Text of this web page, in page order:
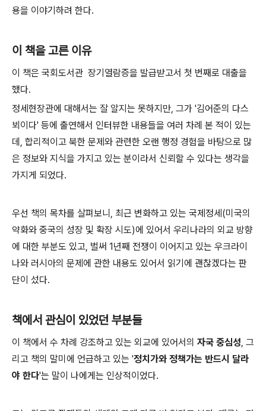
용을 이야기하려 한다.
이 책을 고른 이유
이 책은 국회도서관 장기열람증을 발급받고서 첫 번째로 대출을
했다.
정세현장관에 대해서는 잘 알지는 못하지만, 그가 '김어준의 다스
뵈이다' 등에 출연해서 인터뷰한 내용들을 여러 차례 본 적이 있는
데, 합리적이고 북한 문제와 관련한 오랜 행정 경험을 바탕으로 많
은 정보와 지식을 가지고 있는 분이라서 신뢰할 수 있다는 생각을
가지게 되었다.
우선 책의 목차를 살펴보니, 최근 변화하고 있는 국제정세(미국의
약화와 중국의 성장 및 확장 시도)에 있어서 우리나라의 외교 방향
에 대한 부분도 있고, 벌써 1년째 전쟁이 이어지고 있는 우크라이
나와 러시아의 문제에 관한 내용도 있어서 읽기에 괜찮겠다는 판
단이 섰다.
책에서 관심이 있었던 부분들
이 책에서 수 차례 강조하고 있는 외교에 있어서의 자국 중심성, 그
리고 책의 말미에 언급하고 있는 '정치가와 정책가는 반드시 달라
야 한다'는 말이 나에게는 인상적이었다.